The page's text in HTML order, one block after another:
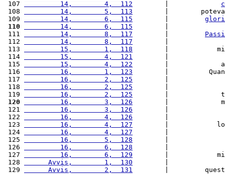
107
         14,        4,  112
108
         14,        5,  113
|
109
         14,        6,  115
110
         14,        6,  115
111
         14,        8,  117
112
         14,        8,  117
113
         15,        1,  118
|
114
         15,        4,  121
115
         15,        4,  122
|
116
         16,        1,  123
|
117
         16,        2,  125
118
         16,        2,  125
119
         16,        2,  125
|
120
         16,        3,  126
|
121
         16,        3,  126
122
         16,        4,  126
123
         16,        4,  127
|
124
         16,        4,  127
125
         16,        5,  128
126
         16,        6,  128
127
         16,        6,  129
|
128
      Avvis,        1,  130
129
      Avvis,        2,  131
|